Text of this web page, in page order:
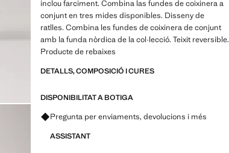
inclou farciment. Combina las fundes de coixinera a
conjunt en tres mides disponibles. Disseny de
ratlles. Combina les fundes de coixinera de conjunt
amb la funda nòrdica de la col·lecció. Teixit reversible.
Producte de rebaixes
DETALLS, COMPOSICIÓ I CURES
DISPONIBILITAT A BOTIGA
Pregunta per enviaments, devolucions i més
ASSISTANT